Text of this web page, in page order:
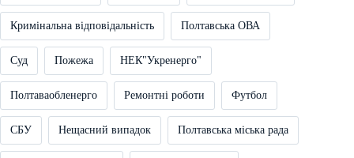
Кримінальна відповідальність Полтавська ОВА
Суд Пожежа НЕК"Укренерго"
Полтаваобленерго Ремонтні роботи Футбол
СБУ Нещасний випадок Полтавська міська рада